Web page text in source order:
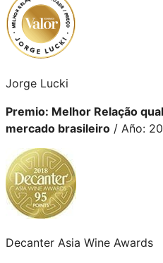
Jorge Lucki
Premio: Melhor Relação
mercado brasileiro / Año:
Decanter Asia Wine Awards